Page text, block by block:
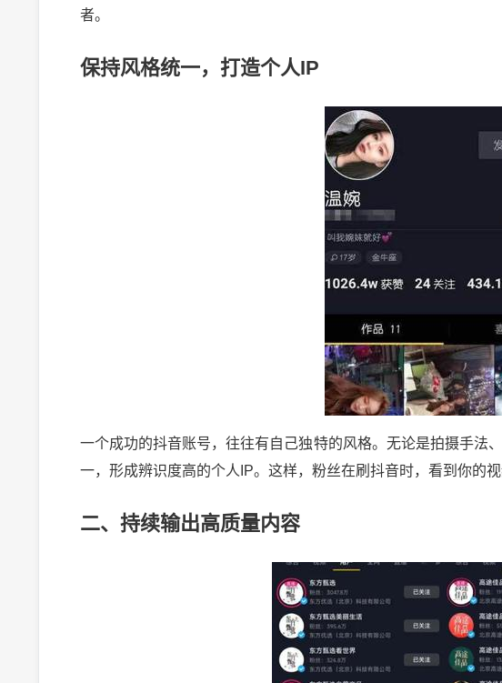
者。
保持风格统一，打造个人IP
一个成功的抖音账号，往往有自己独特的风格。无论是拍摄手法
一，形成辨识度高的个人IP。这样，粉丝在刷抖音时，看到你的
二、持续输出高质量内容